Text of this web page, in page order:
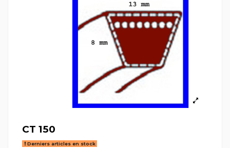
CT 150
Derniers articles en stock